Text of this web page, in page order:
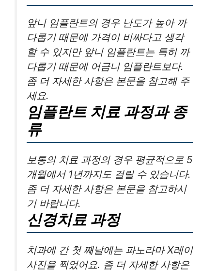
앞니 임플란트의 경우 난도가 높아 까
다롭기 때문에 가격이 비싸다고 생각
할 수 있지만 앞니 임플란트는 특히 까
다롭기 때문에 어금니 임플란트보다.
좀 더 자세한 사항은 본문을 참고해 주
세요.
임플란트 치료 과정과 종
류
보통의 치료 과정의 경우 평균적으로 5
개월에서 1년까지도 걸릴 수 있습니다.
좀 더 자세한 사항은 본문을 참고하시
기 바랍니다.
신경치료 과정
치과에 간 첫 째날에는 파노라마 X레이
사진을 찍었어요. 좀 더 자세한 사항은